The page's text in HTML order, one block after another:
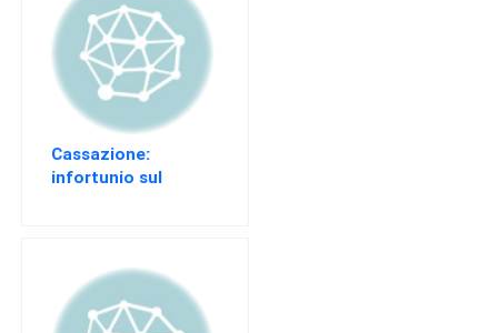
Cassazione:
infortunio sul